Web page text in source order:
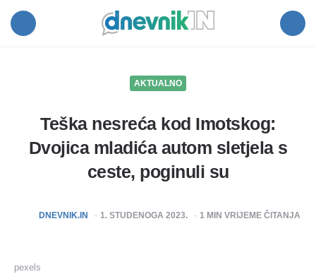
Dnevnik.in
pexels
AKTUALNO
Teška nesreća kod Imotskog:
Dvojica mladića autom sletjela s
ceste, poginuli su
POSTED
DNEVNIK.IN 1. STUDENOGA 2023. 1 MIN VRIJEME ČITANJA